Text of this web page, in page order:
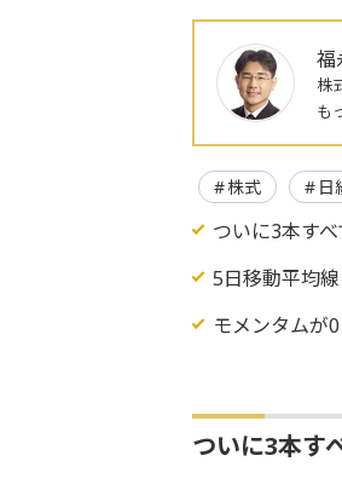
福
株
も
株式 日
ついに3本す
5日移動平均
モメンタムが
ついに3本す